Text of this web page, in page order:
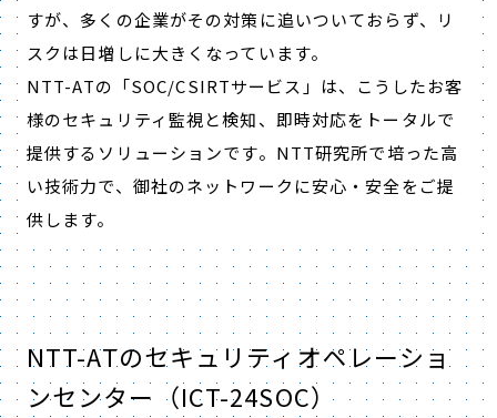
すが、多くの企業がその対策に追いついておらず、リ
スクは日増しに大きくなっています。
NTT-ATの「SOC/CSIRTサービス」は、こうしたお客
様のセキュリティ監視と検知、即時対応をトータルで
提供するソリューションです。NTT研究所で培った高
い技術力で、御社のネットワークに安心・安全をご提
供します。
NTT-ATのセキュリティオペレーショ
ンセンター（ICT-24SOC）